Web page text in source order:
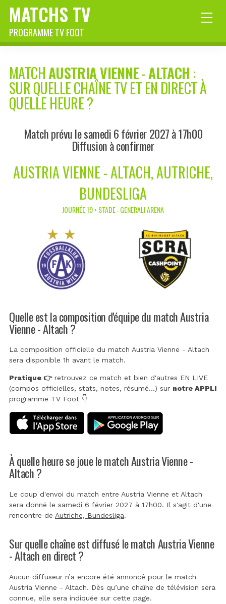
MATCHS TV
PROGRAMME TV FOOT
MATCHAUSTRIA VIENNE-ALTACH :
SUR QUELLE CHAÎNE TV ET EN DIRECT À
QUELLE HEURE ?
Match prévu le samedi 6 février 2027 à 17h00
Diffusion à confirmer
AUSTRIA VIENNE - ALTACH, AUTRICHE,
BUNDESLIGA
JOURNÉE 19 • STADE : GENERALI ARENA
Quelle est la composition d'équipe du match Austria
Vienne - Altach ?
La composition officielle du match Austria Vienne - Altach
sera disponible 1h avant le match.
Pratique 👉retrouvez ce match et bien d'autres EN LIVE
(compos officielles, stats, notes, résumé...) sur notre APPLI
programme TV Foot 👇
À quelle heure se joue le match Austria Vienne -
Altach ?
Le coup d'envoi du match entre Austria Vienne et Altach
sera donné le samedi 6 février 2027 à 17h00. Il s'agit d'une
rencontre de Autriche, Bundesliga.
Sur quelle chaîne est diffusé le match Austria Vienne
- Altach en direct ?
Aucun diffuseur n’a encore été annoncé pour le match
Austria Vienne - Altach. Dès qu’une chaîne de télévision sera
connue, elle sera indiquée sur cette page.